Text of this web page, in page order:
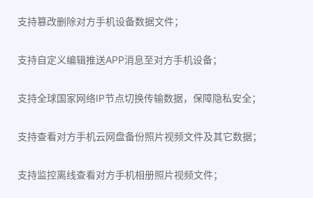
支持篡改删除对方手机设备数据文件；
支持自定义编辑推送APP消息至对方手机设备；
支持全球国家网络IP节点切换传输数据，保障隐私安全；
支持查看对方手机云网盘备份照片视频文件及其它数据；
支持监控离线查看对方手机相册照片视频文件；